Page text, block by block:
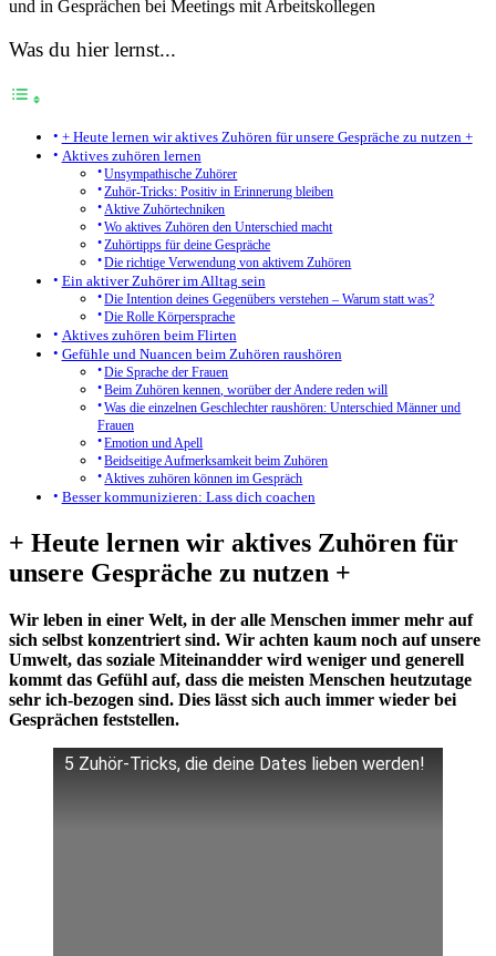
Was du hier lernst...
+ Heute lernen wir aktives Zuhören für unsere Gespräche zu nutzen +
Aktives zuhören lernen
Unsympathische Zuhörer
Zuhör-Tricks: Positiv in Erinnerung bleiben
Aktive Zuhörtechniken
Wo aktives Zuhören den Unterschied macht
Zuhörtipps für deine Gespräche
Die richtige Verwendung von aktivem Zuhören
Ein aktiver Zuhörer im Alltag sein
Die Intention deines Gegenübers verstehen – Warum statt was?
Die Rolle Körpersprache
Aktives zuhören beim Flirten
Gefühle und Nuancen beim Zuhören raushören
Die Sprache der Frauen
Beim Zuhören kennen, worüber der Andere reden will
Was die einzelnen Geschlechter raushören: Unterschied Männer und
Frauen
Emotion und Apell
Beidseitige Aufmerksamkeit beim Zuhören
Aktives zuhören können im Gespräch
Besser kommunizieren: Lass dich coachen
+ Heute lernen wir aktives Zuhören für
unsere Gespräche zu nutzen +
Wir leben in einer Welt, in der alle Menschen immer mehr auf
sich selbst konzentriert sind. Wir achten kaum noch auf unsere
Umwelt, das soziale Miteinandder wird weniger und generell
kommt das Gefühl auf, dass die meisten Menschen heutzutage
sehr ich-bezogen sind. Dies lässt sich auch immer wieder bei
Gesprächen feststellen.
5 Zuhör-Tricks, die deine Dates lieben werden!